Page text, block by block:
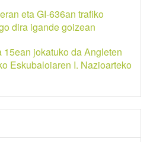
eta GI-636an trafiko
dira igande goizean
jokatuko da Angleten
Eskubaloiaren I. Nazioarteko